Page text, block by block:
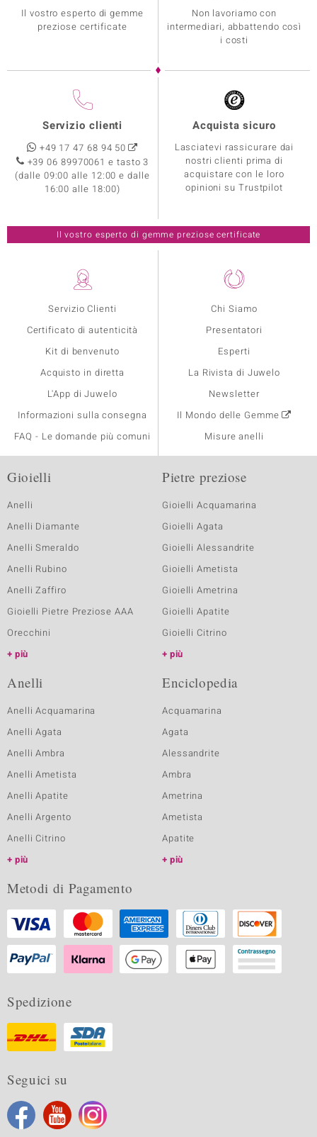
Servizio Clienti
Certificato di autenticità
Kit di benvenuto
Acquisto in diretta
L'App di Juwelo
Informazioni sulla consegna
FAQ - Le domande più comuni
Chi Siamo
Presentatori
Esperti
La Rivista di Juwelo
Newsletter
Il Mondo delle Gemme
Misure anelli
Il vostro esperto di gemme
preziose certificate
Non lavoriamo con
intermediari, abbattendo così
i costi
Servizio clienti
+49 17 47 68 94 50
+39 06 89970061 e tasto 3
(dalle 09:00 alle 12:00 e dalle
16:00 alle 18:00)
Acquista sicuro
Lasciatevi rassicurare dai
nostri clienti prima di
acquistare con le loro
opinioni su Trustpilot
Il vostro esperto di gemme preziose certificate
Gioielli
Anelli
Anelli Diamante
Anelli Smeraldo
Anelli Rubino
Anelli Zaffiro
Gioielli Pietre Preziose AAA
Orecchini
più
Pietre preziose
Gioielli Acquamarina
Gioielli Agata
Gioielli Alessandrite
Gioielli Ametista
Gioielli Ametrina
Gioielli Apatite
Gioielli Citrino
più
Anelli
Anelli Acquamarina
Anelli Agata
Anelli Ambra
Anelli Ametista
Anelli Apatite
Anelli Argento
Anelli Citrino
più
Enciclopedia
Acquamarina
Agata
Alessandrite
Ambra
Ametrina
Ametista
Apatite
più
Metodi di Pagamento
Spedizione
Seguici su